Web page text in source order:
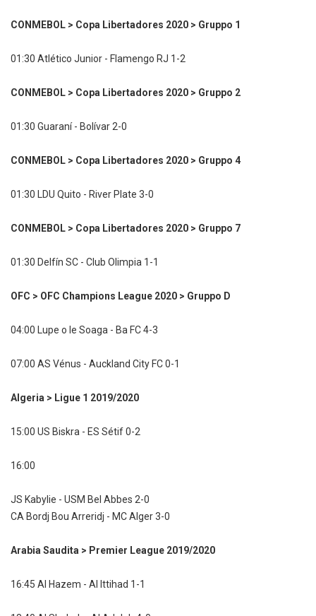
CONMEBOL > Copa Libertadores 2020 > Gruppo 1
01:30 Atlético Junior - Flamengo RJ 1-2
CONMEBOL > Copa Libertadores 2020 > Gruppo 2
01:30 Guaraní - Bolívar 2-0
CONMEBOL > Copa Libertadores 2020 > Gruppo 4
01:30 LDU Quito - River Plate 3-0
CONMEBOL > Copa Libertadores 2020 > Gruppo 7
01:30 Delfín SC - Club Olimpia 1-1
OFC > OFC Champions League 2020 > Gruppo D
04:00 Lupe o le Soaga - Ba FC 4-3
07:00 AS Vénus - Auckland City FC 0-1
Algeria > Ligue 1 2019/2020
15:00 US Biskra - ES Sétif 0-2
16:00
JS Kabylie - USM Bel Abbes 2-0
CA Bordj Bou Arreridj - MC Alger 3-0
Arabia Saudita > Premier League 2019/2020
16:45 Al Hazem - Al Ittihad 1-1